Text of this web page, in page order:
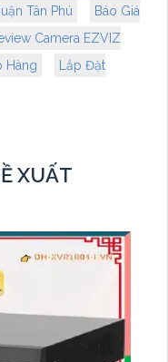
Tân Phú
Báo Giá
Camera EZVIZ
Hàng
Lắp Đặt
XUẤT